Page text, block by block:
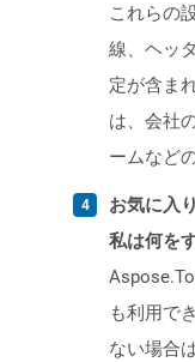
これらの
線、ヘッ
定が含ま
は、会社
ームなど
お気に入
私は何を
も利用で
ない場合